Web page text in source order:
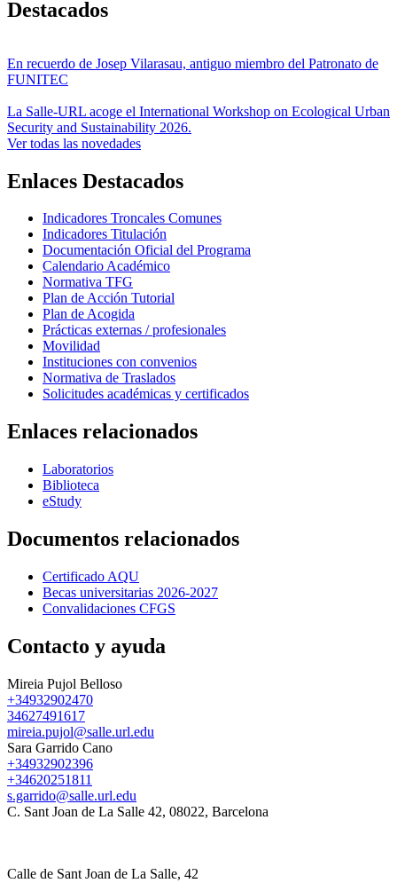
Destacados
En recuerdo de Josep Vilarasau, antiguo miembro del Patronato de
FUNITEC
La Salle-URL acoge el International Workshop on Ecological Urban
Security and Sustainability 2026.
Ver todas las novedades
Enlaces Destacados
Indicadores Troncales Comunes
Indicadores Titulación
Documentación Oficial del Programa
Calendario Académico
Normativa TFG
Plan de Acción Tutorial
Plan de Acogida
Prácticas externas / profesionales
Movilidad
Instituciones con convenios
Normativa de Traslados
Solicitudes académicas y certificados
Enlaces relacionados
Laboratorios
Biblioteca
eStudy
Documentos relacionados
Certificado AQU
Becas universitarias 2026-2027
Convalidaciones CFGS
Contacto y ayuda
Mireia Pujol Belloso
+34932902470
34627491617
mireia.pujol@salle.url.edu
Sara Garrido Cano
+34932902396
+34620251811
s.garrido@salle.url.edu
C. Sant Joan de La Salle 42, 08022, Barcelona
Calle de Sant Joan de La Salle, 42